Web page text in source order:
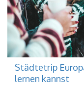
Städtetrip
lernen kannst